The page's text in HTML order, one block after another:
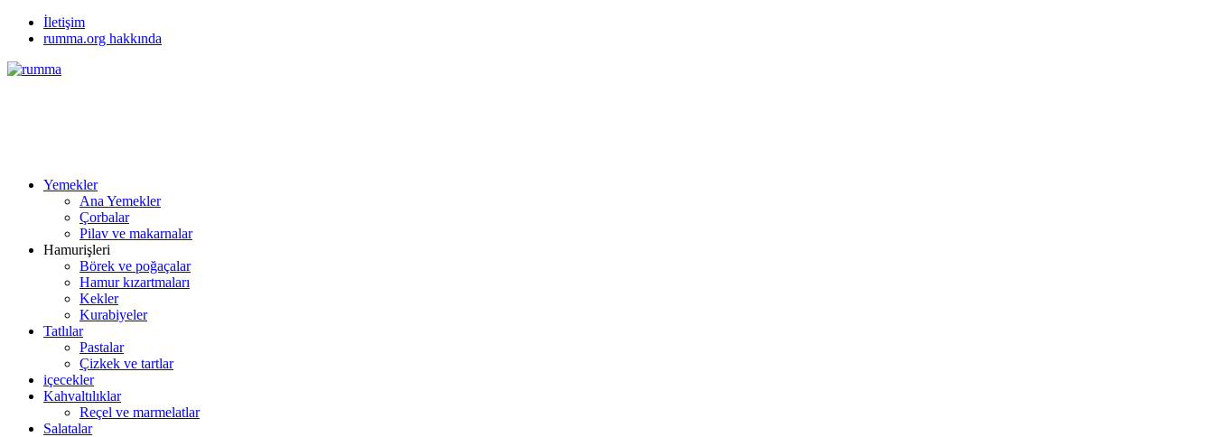
İletişim
rumma.org hakkında
Yemekler
Ana Yemekler
Çorbalar
Pilav ve makarnalar
Hamurişleri
Börek ve poğaçalar
Hamur kızartmaları
Kekler
Kurabiyeler
Tatlılar
Pastalar
Çizkek ve tartlar
içecekler
Kahvaltılıklar
Reçel ve marmelatlar
Salatalar